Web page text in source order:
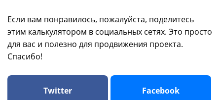
Если вам понравилось, пожалуйста, поделитесь
этим калькулятором в социальных сетях. Это просто
для вас и полезно для продвижения проекта.
Спасибо!
Twitter Facebook